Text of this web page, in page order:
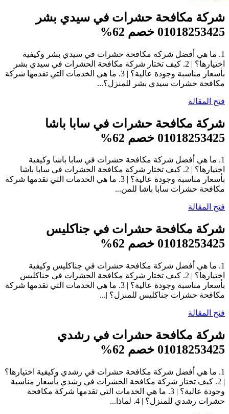
شركة مكافحة حشرات في سيدي بشر
01018253425 خصم 62%
1. ما هي أفضل شركة مكافحة حشرات في سيدي بشر وكيفية
اختيارها؟ | 2. كيف تختار شركة مكافحة الحشرات في سيدي بشر
بأسعار مناسبة وجودة عالية؟ | 3. ما هي الخدمات التي تقدمها شركة
مكافحة حشرات سيدي بشر للمنزل؟...
فتح المقالة
شركة مكافحة حشرات في سابا باشا
01018253425 خصم 62%
1. ما هي أفضل شركة مكافحة حشرات في سابا باشا وكيفية
اختيارها؟ | 2. كيف تختار شركة مكافحة الحشرات في سابا باشا
بأسعار مناسبة وجودة عالية؟ | 3. ما هي الخدمات التي تقدمها شركة
مكافحة حشرات سابا باشا للمن...
فتح المقالة
شركة مكافحة حشرات في جناكليس
01018253425 خصم 62%
1. ما هي أفضل شركة مكافحة حشرات في جناكليس وكيفية
اختيارها؟ | 2. كيف تختار شركة مكافحة الحشرات في جناكليس
بأسعار مناسبة وجودة عالية؟ | 3. ما هي الخدمات التي تقدمها شركة
مكافحة حشرات جناكليس للمنزل؟ |...
فتح المقالة
شركة مكافحة حشرات في رشدي
01018253425 خصم 62%
1. ما هي أفضل شركة مكافحة حشرات في رشدي وكيفية اختيارها؟
| 2. كيف تختار شركة مكافحة الحشرات في رشدي بأسعار مناسبة
وجودة عالية؟ | 3. ما هي الخدمات التي تقدمها شركة مكافحة
حشرات رشدي للمنزل؟ | 4. لماذا...